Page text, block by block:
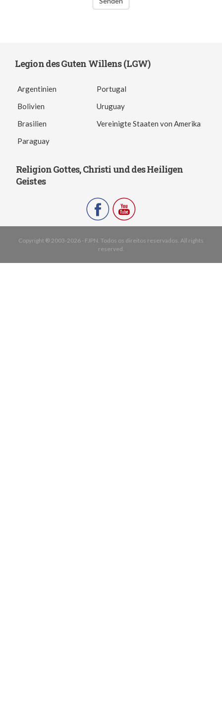
Legion des Guten Willens (LGW)
Argentinien
Bolivien
Brasilien
Paraguay
Portugal
Uruguay
Vereinigte Staaten von Amerika
Religion Gottes, Christi und des Heiligen
Geistes
Copyright ® 2003-2026 - FJPN. Todos os direitos reservados. All rights
reserved.